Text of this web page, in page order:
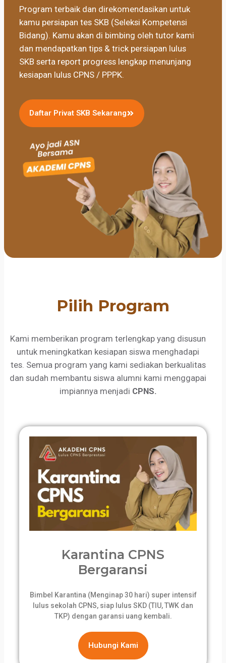
Program terbaik dan direkomendasikan untuk
kamu persiapan tes SKB (Seleksi Kompetensi
Bidang). Kamu akan di bimbing oleh tutor kami
dan mendapatkan tips & trick persiapan lulus
SKB serta report progress lengkap menunjang
kesiapan lulus CPNS / PPPK.
Daftar Privat SKB Sekarang
Pilih Program
Kami memberikan program terlengkap yang disusun
untuk meningkatkan kesiapan siswa menghadapi
tes. Semua program yang kami sediakan berkualitas
dan sudah membantu siswa alumni kami menggapai
impiannya menjadi CPNS.
Karantina CPNS
Bergaransi
Bimbel Karantina (Menginap 30 hari) super intensif
lulus sekolah CPNS, siap lulus SKD (TIU, TWK dan
TKP) dengan garansi uang kembali.
Hubungi Kami